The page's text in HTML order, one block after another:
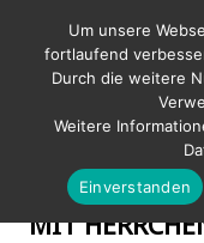
MIT
Um unsere
fortlaufend
Durch die weitere
Weitere
Einverstanden